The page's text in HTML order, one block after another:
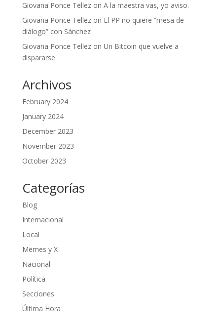
Giovana Ponce Tellezon A la maestra vas, yo aviso.
Giovana Ponce Tellezon El PP no quiere “mesa de
diálogo” con Sánchez
Giovana Ponce Tellezon Un Bitcoin que vuelve a
dispararse
Archivos
February 2024
January 2024
December 2023
November 2023
October 2023
Categorías
Blog
Internacional
Local
Memes y X
Nacional
Política
Secciones
Última Hora